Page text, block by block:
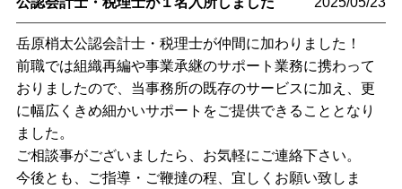
岳原梢太公認会計士・税理士が仲間に加わりました！
前職では組織再編や事業承継のサポート業務に携わって
おりましたので、当事務所の既存のサービスに加え、更
に幅広くきめ細かいサポートをご提供できることとなり
ました。
ご相談事がございましたら、お気軽にご連絡下さい。
今後とも、ご指導・ご鞭撻の程、宜しくお願い致しま